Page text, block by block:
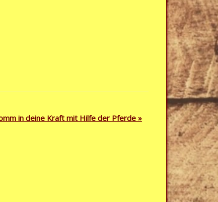
in deine Kraft mit Hilfe der Pferde»